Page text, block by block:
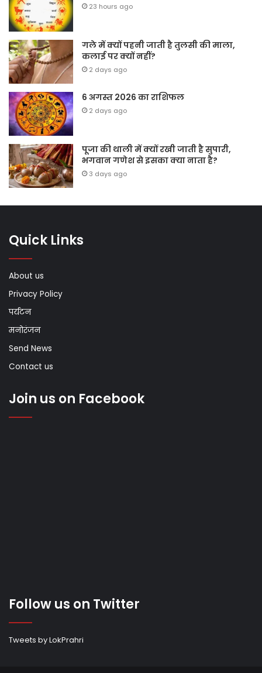
23 hours ago
गले में क्यों पहनी जाती है तुलसी की माला,
कलाई पर क्यों नहीं?
2 days ago
6 अगस्त 2026 का राशिफल
2 days ago
पूजा की थाली में क्यों रखी जाती है सुपारी,
भगवान गणेश से इसका क्या नाता है?
3 days ago
Quick Links
About us
Privacy Policy
पर्यटन
मनोरंजन
Send News
Contact us
Join us on Facebook
Follow us on Twitter
Tweets by LokPrahri